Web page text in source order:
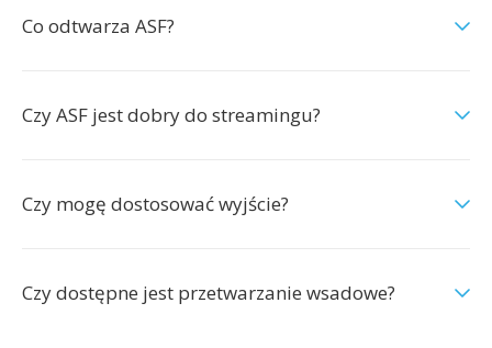
Co odtwarza ASF?
Czy ASF jest dobry do streamingu?
Czy mogę dostosować wyjście?
Czy dostępne jest przetwarzanie wsadowe?